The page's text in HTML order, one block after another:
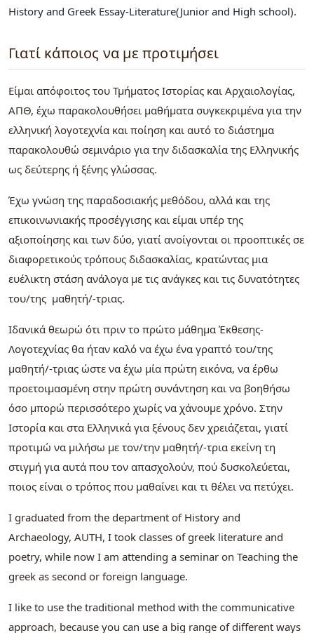
History and Greek Essay-Literature(Junior and High school).
Γιατί κάποιος να με προτιμήσει
Είμαι απόφοιτος του Τμήματος Ιστορίας και Αρχαιολογίας,
ΑΠΘ, έχω παρακολουθήσει μαθήματα συγκεκριμένα για την
ελληνική λογοτεχνία και ποίηση και αυτό το διάστημα
παρακολουθώ σεμινάριο για την διδασκαλία της Ελληνικής
ως δεύτερης ή ξένης γλώσσας.
Έχω γνώση της παραδοσιακής μεθόδου, αλλά και της
επικοινωνιακής προσέγγισης και είμαι υπέρ της
αξιοποίησης και των δύο, γιατί ανοίγονται οι προοπτικές σε
διαφορετικούς τρόπους διδασκαλίας, κρατώντας μια
ευέλικτη στάση ανάλογα με τις ανάγκες και τις δυνατότητες
του/της μαθητή/-τριας.
Ιδανικά θεωρώ ότι πριν το πρώτο μάθημα Έκθεσης-
Λογοτεχνίας θα ήταν καλό να έχω ένα γραπτό του/της
μαθητή/-τριας ώστε να έχω μία πρώτη εικόνα, να έρθω
προετοιμασμένη στην πρώτη συνάντηση και να βοηθήσω
όσο μπορώ περισσότερο χωρίς να χάνουμε χρόνο. Στην
Ιστορία και στα Ελληνικά για ξένους δεν χρειάζεται, γιατί
προτιμώ να μιλήσω με τον/την μαθητή/-τρια εκείνη τη
στιγμή για αυτά που τον απασχολούν, πού δυσκολεύεται,
ποιος είναι ο τρόπος που μαθαίνει και τι θέλει να πετύχει.
I graduated from the department of History and
Archaeology, AUTH, I took classes of greek literature and
poetry, while now I am attending a seminar on Teaching the
greek as second or foreign language.
I like to use the traditional method with the communicative
approach, because you can use a big range of different ways